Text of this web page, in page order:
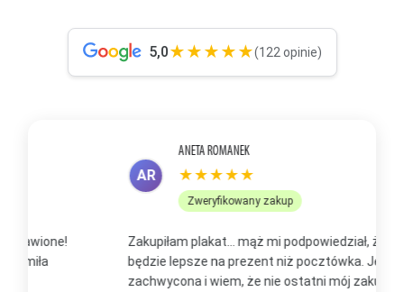
5,0★★★★★(122 opinie)
★★★★★
Zweryfikowany zakup
Zakupiłam plakat... mąż mi podpowiedział, że to
będzie lepsze na prezent niż pocztówka. Jestem
zachwycona i wiem, że nie ostatni mój zakup, bo już